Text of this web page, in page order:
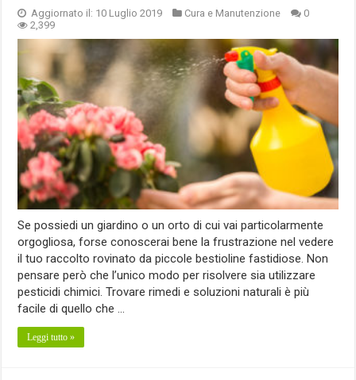
Aggiornato il: 10 Luglio 2019 Cura e Manutenzione
0
2,399
Se possiedi un giardino o un orto di cui vai particolarmente
orgogliosa, forse conoscerai bene la frustrazione nel vedere
il tuo raccolto rovinato da piccole bestioline fastidiose. Non
pensare però che l’unico modo per risolvere sia utilizzare
pesticidi chimici. Trovare rimedi e soluzioni naturali è più
facile di quello che …
Leggi tutto »